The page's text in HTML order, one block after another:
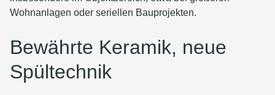
Wohnanlagen oder seriellen Bauprojekten.
Bewährte Keramik, neue
Spültechnik